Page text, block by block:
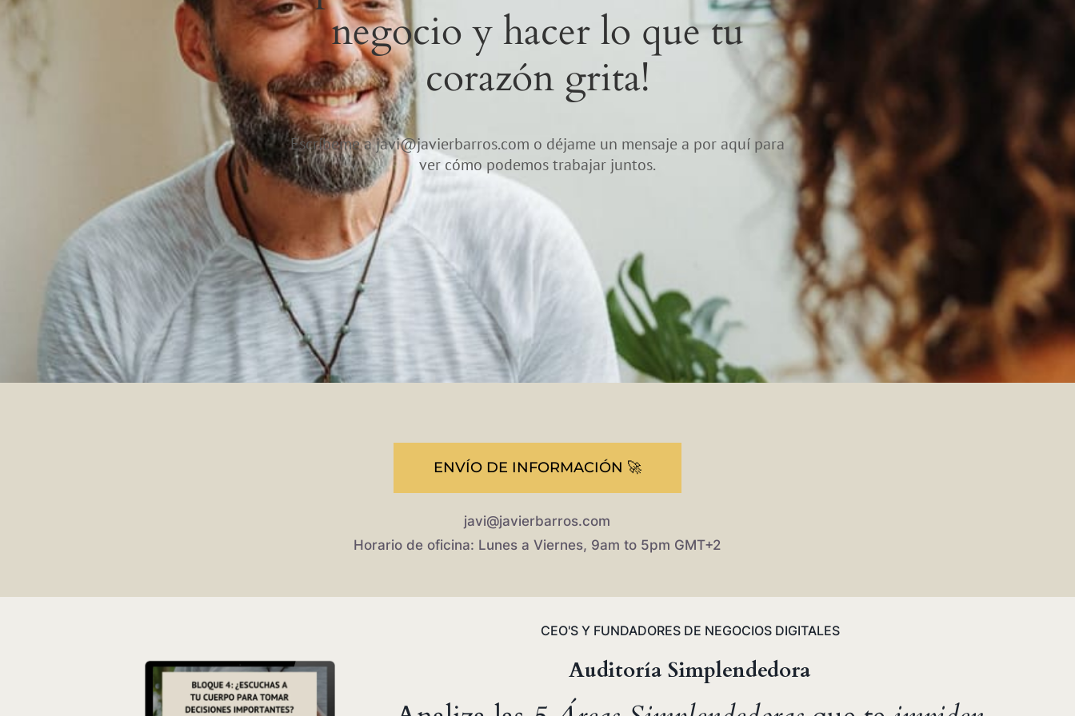
negocio y hacer lo que tu
corazón grita!
Escríbeme ajavi@javierbarros.com o déjame un mensaje a por aquí para
ver cómo podemos trabajar juntos.
ENVÍO DE INFORMACIÓN 🚀
javi@javierbarros.com
Horario de oficina: Lunes a Viernes, 9am to 5pm GMT+2
CEO'S Y FUNDADORES DE NEGOCIOS DIGITALES
Auditoría Simplendedora